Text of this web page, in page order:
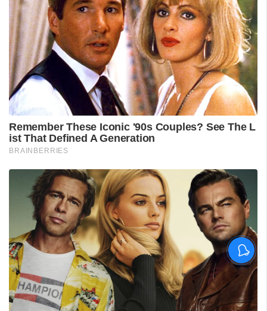
ശ്രീലങ്കൻ പര്യടനം:
ഇന്ത്യയുടെ സന്നാഹ
മത്സരത്തിന് ഇന്ന് തുടക്കം